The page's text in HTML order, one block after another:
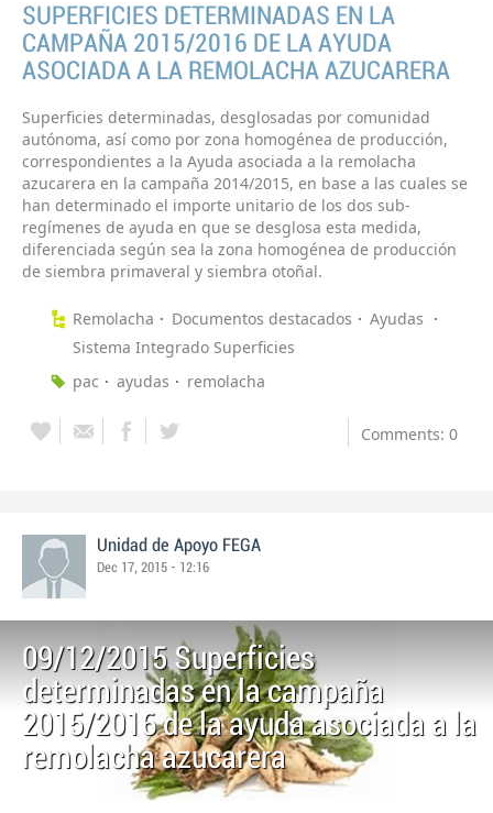
SUPERFICIES DETERMINADAS EN LA
CAMPAÑA 2015/2016 DE LA AYUDA
ASOCIADA A LA REMOLACHA AZUCARERA
Superficies determinadas, desglosadas por comunidad
autónoma, así como por zona homogénea de producción,
correspondientes a la Ayuda asociada a la remolacha
azucarera en la campaña 2014/2015, en base a las cuales se
han determinado el importe unitario de los dos sub-
regímenes de ayuda en que se desglosa esta medida,
diferenciada según sea la zona homogénea de producción
de siembra primaveral y siembra otoñal.
Remolacha Documentos destacados
Ayudas
Sistema Integrado Superficies
pac
ayudas remolacha
Comments: 0
Unidad de Apoyo FEGA
Dec 17, 2015 - 12:16
09/12/2015 Superficies
determinadas en la campaña
2015/2016 de la ayuda asociada a la
remolacha azucarera